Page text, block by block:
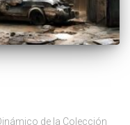
de la Colección